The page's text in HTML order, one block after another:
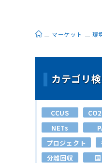
ホームマーケット 環
カテゴリ
CCUS
NETs
プロジェクト
分離回収